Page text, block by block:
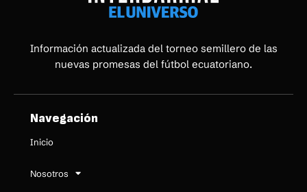
Información actualizada del torneo semillero de las
nuevas promesas del fútbol ecuatoriano.
Navegación
Inicio
Nosotros